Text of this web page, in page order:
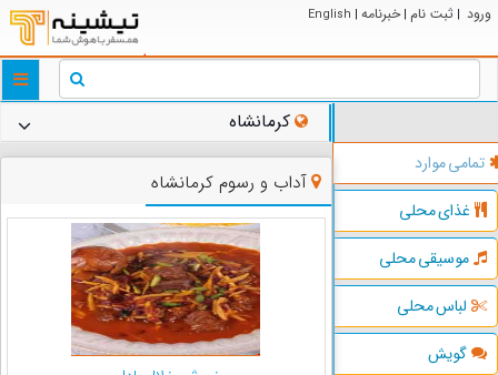
ورود | ثبت نام | خبرنامه |
English
تمامی موارد
غذای محلی
موسیقی محلی
لباس محلی
گویش
کرمانشاه
آداب و رسوم کرمانشاه